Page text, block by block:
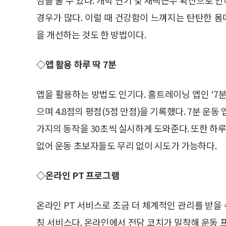
경우가 많다. 이럴 때 건강함이 느껴지는 탄탄한
을 개선하는 것도 한 방법이다.
◇앱 활용 하루 딱 7분
앱을 활용하는 방법도 인기다. 홈트레이닝 앱인 ‘7
으며 4.8점의 평점(5점 만점)을 기록했다. 7분 운동
가지의 동작을 30초씩 실시하게 도와준다. 또한 하
없어 운동 초보자들도 무리 없이 시도가 가능하다.
◇온라인 PT 프로그램
온라인 PT 서비스로 조금 더 체계적인 관리를 받
칭 서비스다. 온라인에서 전담 코치가 밀착해 운동